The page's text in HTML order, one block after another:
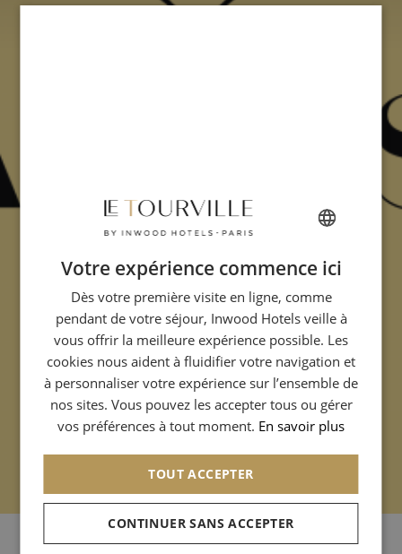
FRENCH
ENGLISH
ITALIAN
GERMAN
SPANISH
CHINESE (SIMPLIFIED)
Votre expérience commence ici
Dès votre première visite en ligne, comme
pendant de votre séjour, Inwood Hotels veille à
vous offrir la meilleure expérience possible. Les
cookies nous aident à fluidifier votre navigation et
à personnaliser votre expérience sur l’ensemble de
nos sites. Vous pouvez les accepter tous ou gérer
vos préférences à tout moment. En savoir plus
TOUT ACCEPTER
CONTINUER SANS ACCEPTER